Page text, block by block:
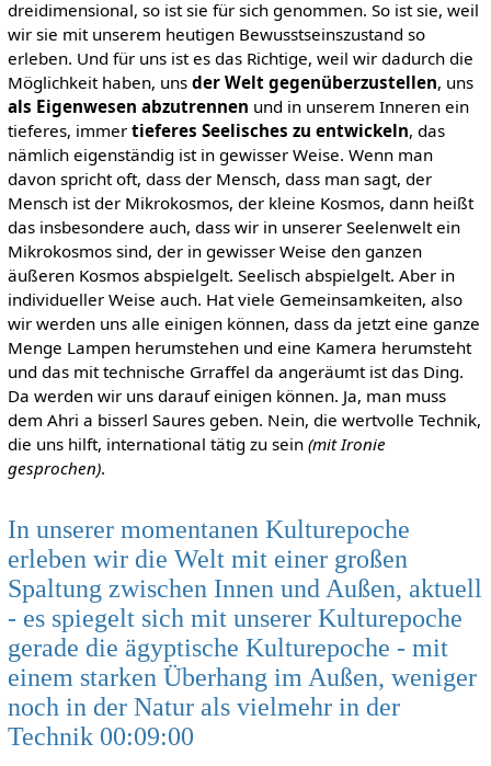
dreidimensional, so ist sie für sich genommen. So ist sie, weil
wir sie mit unserem heutigen Bewusstseinszustand so
erleben. Und für uns ist es das Richtige, weil wir dadurch die
Möglichkeit haben, uns der Welt gegenüberzustellen, uns
als Eigenwesen abzutrennen und in unserem Inneren ein
tieferes, immer tieferes Seelisches zu entwickeln, das
nämlich eigenständig ist in gewisser Weise. Wenn man
davon spricht oft, dass der Mensch, dass man sagt, der
Mensch ist der Mikrokosmos, der kleine Kosmos, dann heißt
das insbesondere auch, dass wir in unserer Seelenwelt ein
Mikrokosmos sind, der in gewisser Weise den ganzen
äußeren Kosmos abspielgelt. Seelisch abspielgelt. Aber in
individueller Weise auch. Hat viele Gemeinsamkeiten, also
wir werden uns alle einigen können, dass da jetzt eine ganze
Menge Lampen herumstehen und eine Kamera herumsteht
und das mit technische Grraffel da angeräumt ist das Ding.
Da werden wir uns darauf einigen können. Ja, man muss
dem Ahri a bisserl Saures geben. Nein, die wertvolle Technik,
die uns hilft, international tätig zu sein (mit Ironie
gesprochen).
In unserer momentanen Kulturepoche
erleben wir die Welt mit einer großen
Spaltung zwischen Innen und Außen, aktuell
- es spiegelt sich mit unserer Kulturepoche
gerade die ägyptische Kulturepoche - mit
einem starken Überhang im Außen, weniger
noch in der Natur als vielmehr in der
Technik 00:09:00